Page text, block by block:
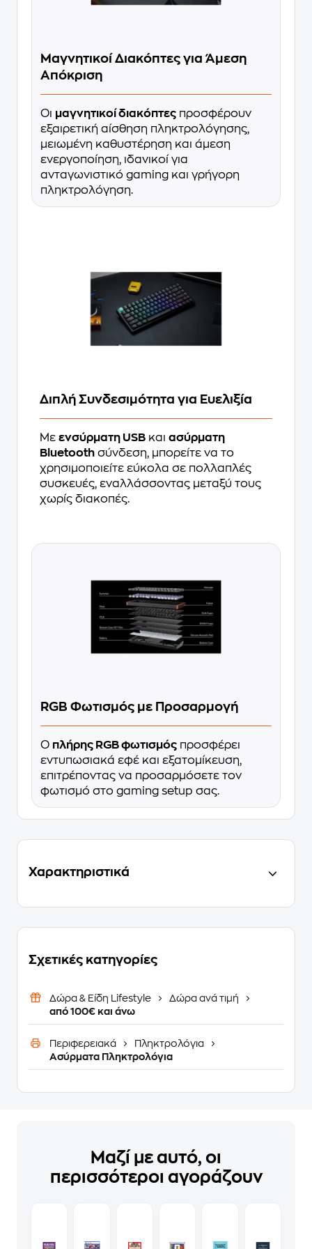
Μαγνητικοί Διακόπτες για Άμεση
Απόκριση
Οι μαγνητικοί διακόπτες προσφέρουν
εξαιρετική αίσθηση πληκτρολόγησης,
μειωμένη καθυστέρηση και άμεση
ενεργοποίηση, ιδανικοί για
ανταγωνιστικό gaming και γρήγορη
πληκτρολόγηση.
Διπλή Συνδεσιμότητα για Ευελιξία
Με ενσύρματη USB και ασύρματη
Bluetooth σύνδεση, μπορείτε να το
χρησιμοποιείτε εύκολα σε πολλαπλές
συσκευές, εναλλάσσοντας μεταξύ τους
χωρίς διακοπές.
RGB Φωτισμός με Προσαρμογή
Ο πλήρης RGB φωτισμός προσφέρει
εντυπωσιακά εφέ και εξατομίκευση,
επιτρέποντας να προσαρμόσετε τον
φωτισμό στο gaming setup σας.
Χαρακτηριστικά
Σχετικές κατηγορίες
Δώρα & Είδη Lifestyle
Δώρα ανά τιμή
από 100€ και άνω
Περιφερειακά
Πληκτρολόγια
Ασύρματα Πληκτρολόγια
Μαζί με αυτό, οι
περισσότεροι αγοράζουν